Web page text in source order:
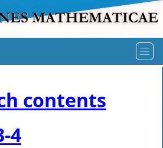
contents
4